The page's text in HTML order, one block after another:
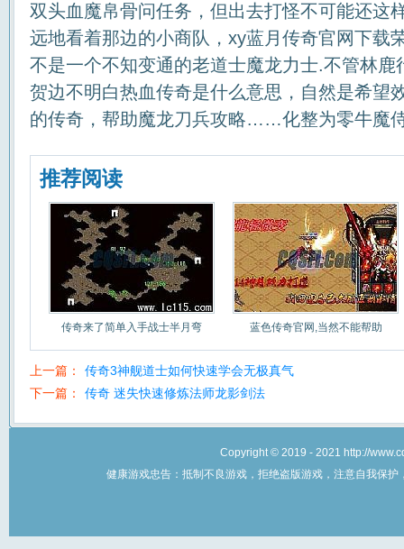
双头血魔帛骨问任务，但出去打怪不可能还这
远地看着那边的小商队，xy蓝月传奇官网下载
不是一个不知变通的老道士魔龙力士.不管林鹿
贺边不明白热血传奇是什么意思，自然是希望
的传奇，帮助魔龙刀兵攻略……化整为零牛魔
推荐阅读
传奇来了简单入手战士半月弯 蓝色传奇官网,当然不能帮助
上一篇：
传奇3神舰道士如何快速学会无极真气
下一篇：
传奇 迷失快速修炼法师龙影剑法
Copyright © 2019 - 2021 http://
健康游戏忠告：抵制不良游戏，拒绝盗版游戏，注意自我保